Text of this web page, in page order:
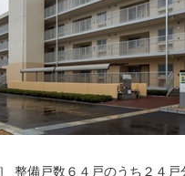
備戸数６４戸のうち２４戸